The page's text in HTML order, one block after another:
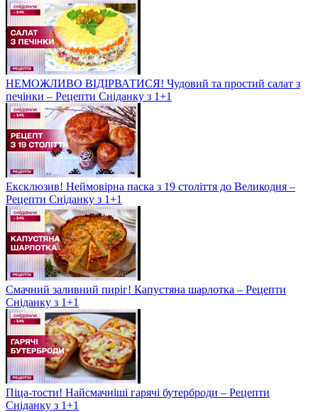
НЕМОЖЛИВО ВІДІРВАТИСЯ! Чудовий та простий салат з
печінки – Рецепти Сніданку з 1+1
Ексклюзив! Неймовірна паска з 19 століття до Великодня –
Рецепти Сніданку з 1+1
Смачний заливний пиріг! Капустяна шарлотка – Рецепти
Сніданку з 1+1
Піца-тости! Найсмачніші гарячі бутерброди – Рецепти
Сніданку з 1+1